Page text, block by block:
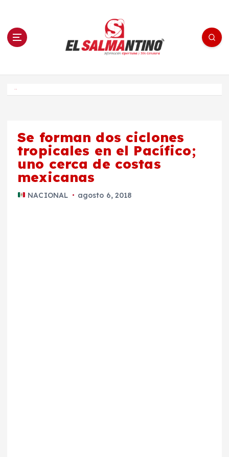
n El Salmantino - medios/noticias/editorial
Se forman dos ciclones
tropicales en el Pacífico;
uno cerca de costas
mexicanas
NACIONAL agosto 6, 2018